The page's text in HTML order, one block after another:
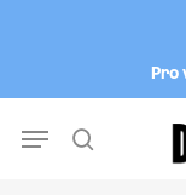
Pro
Menu